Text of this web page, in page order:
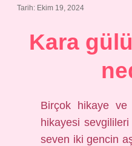
Tarih: Ekim 19, 2024
Kara
Birçok hikaye ve
hikayesi
seven iki gencin